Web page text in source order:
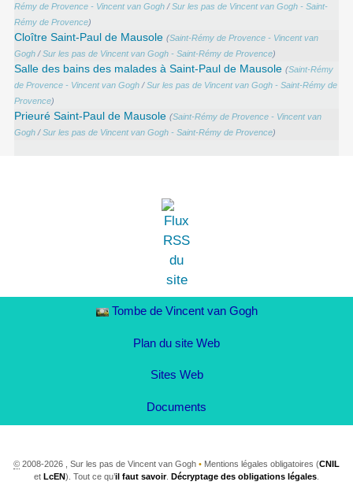
Rémy de Provence - Vincent van Gogh /Sur les pas de Vincent van Gogh - Saint-
Rémy de Provence)
Cloître Saint-Paul de Mausole (Saint-Rémy de Provence - Vincent van
Gogh /Sur les pas de Vincent van Gogh - Saint-Rémy de Provence)
Salle des bains des malades à Saint-Paul de Mausole (Saint-Rémy
de Provence - Vincent van Gogh /Sur les pas de Vincent van Gogh - Saint-Rémy de
Provence)
Prieuré Saint-Paul de Mausole (Saint-Rémy de Provence - Vincent van
Gogh /Sur les pas de Vincent van Gogh - Saint-Rémy de Provence)
Tombe de Vincent van Gogh
Plan du site Web
Sites Web
Documents
© 2008-2026 , Sur les pas de Vincent van Gogh • Mentions légales obligatoires (CNIL
et LcEN). Tout ce qu’il faut savoir. Décryptage des obligations légales